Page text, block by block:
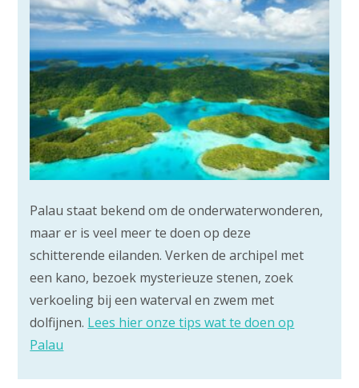
Palau staat bekend om de onderwaterwonderen,
maar er is veel meer te doen op deze
schitterende eilanden. Verken de archipel met
een kano, bezoek mysterieuze stenen, zoek
verkoeling bij een waterval en zwem met
dolfijnen. Lees hier onze tips wat te doen op
Palau